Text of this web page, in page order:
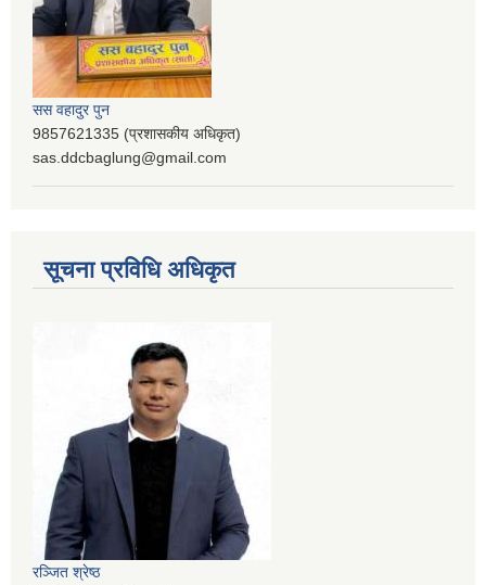
सस वहादुर पुन
9857621335 (प्रशासकीय अधिकृत)
sas.ddcbaglung@gmail.com
सूचना प्रविधि अधिकृत
रञ्‍जित श्रेष्ठ